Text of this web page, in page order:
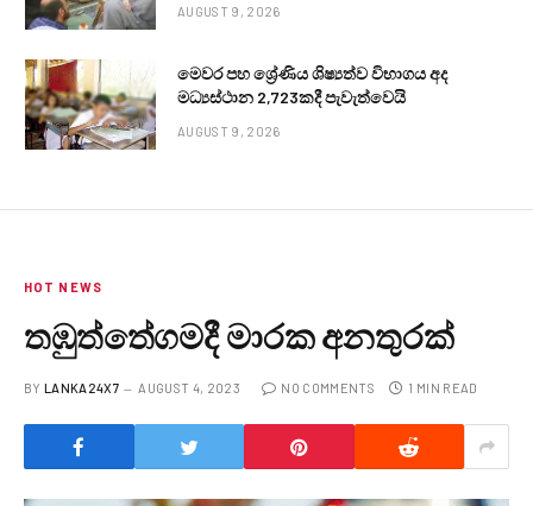
AUGUST 9, 2026
මෙවර පහ ශ්‍රේණිය ශිෂ්‍යත්ව විභාගය අද
මධ්‍යස්ථාන 2,723කදී පැවැත්වෙයි
AUGUST 9, 2026
HOT NEWS
තඹුත්තේගමදී මාරක අනතුරක්
BY LANKA24X7 AUGUST 4, 2023 NO COMMENTS 1 MIN READ